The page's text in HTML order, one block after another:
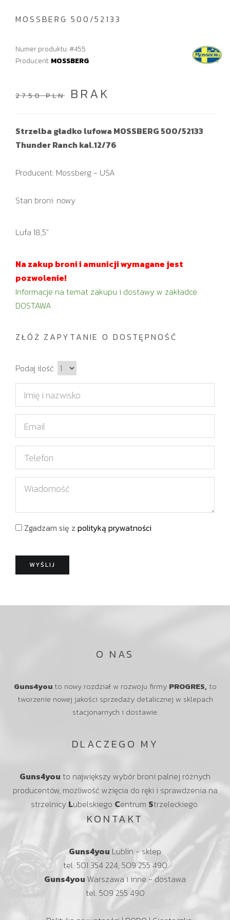
MOSSBERG 500/52133
Numer produktu: #455
Producent: MOSSBERG
2750 PLNBRAK
Strzelba gładko lufowa MOSSBERG 500/52133
Thunder Ranch kal.12/76
Producent: Mossberg - USA
Stan broni: nowy
Lufa 18,5"
Na zakup broni i amunicji wymagane jest
pozwolenie!
Informacje na temat zakupu i dostawy w zakładce
DOSTAWA
ZŁÓŻ ZAPYTANIE O DOSTĘPNOŚĆ
I
l
ś
Podaj ilość:
m
i
i
a
i
s
o
m
a
l
e
l
o
n
a
d
m
Zgadzam się z polityką prywatności
WYŚLIJ
O NAS
Guns4you to nowy rozdział w rozwoju firmy PROGRES, to
tworzenie nowej jakości sprzedaży detalicznej w sklepach
stacjonarnych i dostawie.
DLACZEGO MY
Guns4you to największy wybór broni palnej różnych
producentów, możliwość wzięcia do ręki i sprawdzenia na
strzelnicy Lubelskiego Centrum Strzeleckiego.
KONTAKT
Guns4you Lublin - sklep
tel: 501 354 224, 509 255 490
Guns4you Warszawa i inne - dostawa
tel: 509 255 490